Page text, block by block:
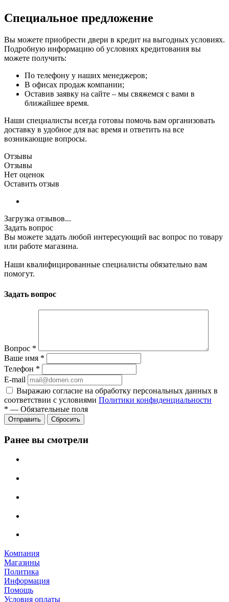
Специальное предложение
Вы можете приобрести двери в кредит на выгодных условиях.
Подробную информацию об условиях кредитования вы
можете получить:
По телефону у наших менеджеров;
В офисах продаж компании;
Оставив заявку на сайте – мы свяжемся с вами в
ближайшее время.
Наши специалисты всегда готовы помочь вам организовать
доставку в удобное для вас время и ответить на все
возникающие вопросы.
Отзывы
Отзывы
Нет оценок
Оставить отзыв
Загрузка отзывов...
Задать вопрос
Вы можете задать любой интересующий вас вопрос по товару
или работе магазина.
Наши квалифицированные специалисты обязательно вам
помогут.
Задать вопрос
Вопрос *
Ваше имя *
Телефон *
E-mail
Выражаю согласие на обработку персональных данных в
соответствии с условиями Политики конфиденциальности
* — Обязательные поля
Отправить Сбросить
Ранее вы смотрели
Компания
Магазины
Политика
Информация
Помощь
Условия оплаты